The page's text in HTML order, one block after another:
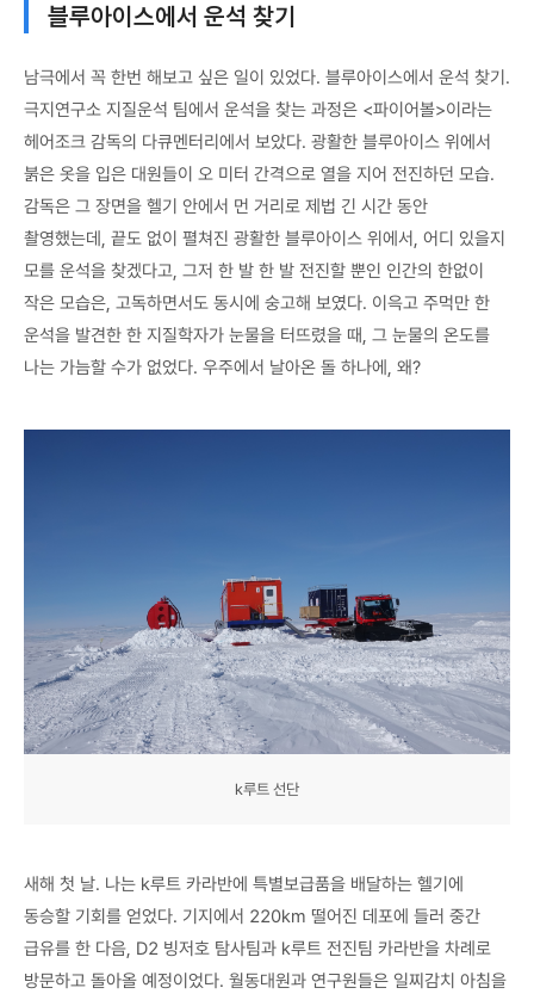
블루아이스에서 운석 찾기
남극에서 꼭 한번 해보고 싶은 일이 있었다. 블루아이스에서 운석 찾기.
극지연구소 지질운석 팀에서 운석을 찾는 과정은 <파이어볼>이라는
헤어조크 감독의 다큐멘터리에서 보았다. 광활한 블루아이스 위에서
붉은 옷을 입은 대원들이 오 미터 간격으로 열을 지어 전진하던 모습.
감독은 그 장면을 헬기 안에서 먼 거리로 제법 긴 시간 동안
촬영했는데, 끝도 없이 펼쳐진 광활한 블루아이스 위에서, 어디 있을지
모를 운석을 찾겠다고, 그저 한 발 한 발 전진할 뿐인 인간의 한없이
작은 모습은, 고독하면서도 동시에 숭고해 보였다. 이윽고 주먹만 한
운석을 발견한 한 지질학자가 눈물을 터뜨렸을 때, 그 눈물의 온도를
나는 가늠할 수가 없었다. 우주에서 날아온 돌 하나에, 왜?
k루트 선단
새해 첫 날. 나는 k루트 카라반에 특별보급품을 배달하는 헬기에
동승할 기회를 얻었다. 기지에서 220km 떨어진 데포에 들러 중간
급유를 한 다음, D2 빙저호 탐사팀과 k루트 전진팀 카라반을 차례로
방문하고 돌아올 예정이었다. 월동대원과 연구원들은 일찌감치 아침을